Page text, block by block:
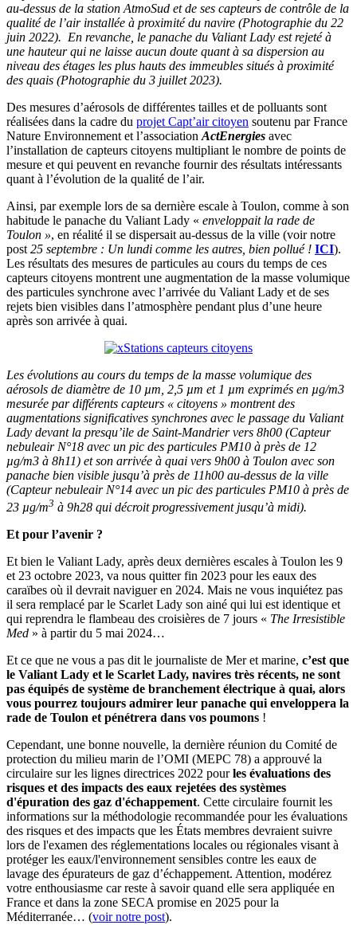
au-dessus de la station AtmoSud et de ses capteurs de contrôle de la
qualité de l’air installée à proximité du navire (Photographie du 22
juin 2022). En revanche, le panache du Valiant Lady est rejeté à
une hauteur qui ne laisse aucun doute quant à sa dispersion au
niveau des étages les plus hauts des immeubles situés à proximité
des quais (Photographie du 3 juillet 2023).
Des mesures d’aérosols de différentes tailles et de polluants sont
réalisées dans la cadre du projet Capt’air citoyen soutenu par France
Nature Environnement et l’association ActEnergies avec
l’installation de capteurs citoyens multipliant le nombre de points de
mesure et qui peuvent en revanche fournir des résultats intéressants
quant à l’évolution de la qualité de l’air.
Ainsi, par exemple lors de sa dernière escale à Toulon, comme à son
habitude le panache du Valiant Lady « enveloppait la rade de
Toulon », en réalité il se dispersait au-dessus de la ville (voir notre
post 25 septembre : Un lundi comme les autres, bien pollué ! ICI).
Les résultats des mesures de particules au cours du temps de ces
capteurs citoyens montrent une augmentation de la masse volumique
des particules synchrone avec l’arrivée du Valiant Lady et de ses
rejets bien visibles dans l’atmosphère pendant plus d’une heure
après son arrivée à quai.
Les évolutions au cours du temps de la masse volumique des
aérosols de diamètre de 10 µm, 2,5 µm et 1 µm exprimés en µg/m3
mesurée par différents capteurs « citoyens » montrent des
augmentations significatives synchrones avec le passage du Valiant
Lady devant la presqu’ile de Saint-Mandrier vers 8h00 (Capteur
nebuleair N°18 avec un pic des particules PM10 à près de 12
µg/m3 à 8h11) et son arrivée à quai vers 9h00 à Toulon avec son
panache bien visible jusqu’à près de 11h00 au-dessus de la ville
(Capteur nebuleair N°14 avec un pic des particules PM10 à près de
23 µg/m3 à 9h28 qui décroit progressivement jusqu’à midi).
Et pour l’avenir ?
Et bien le Valiant Lady, après deux dernières escales à Toulon les 9
et 23 octobre 2023, va nous quitter fin 2023 pour les eaux des
caraïbes où il devrait naviguer en 2024. Mais ne vous inquiétez pas
il sera remplacé par le Scarlet Lady son ainé qui lui est identique et
qui reprendra le flambeau des croisières de 7 jours « The Irresistible
Med » à partir du 5 mai 2024…
Et ce que ne vous a pas dit le journaliste de Mer et marine, c’est que
le Valiant Lady et le Scarlet Lady, navires très récents, ne sont
pas équipés de système de branchement électrique à quai, alors
vous pourrez toujours admirer leur panache qui enveloppera la
rade de Toulon et pénétrera dans vos poumons !
Cependant, une bonne nouvelle, la dernière réunion du Comité de
protection du milieu marin de l’OMI (MEPC 78) a approuvé la
circulaire sur les lignes directrices 2022 pourles évaluations des
risques et des impacts des eaux rejetées des systèmes
d'épuration des gaz d'échappement. Cette circulaire fournit les
informations sur la méthodologie recommandée pour les évaluations
des risques et des impacts que les États membres devraient suivre
lors de l'examen des réglementations locales ou régionales visant à
protéger les eaux/l'environnement sensibles contre les eaux de
lavage des épurateurs de gaz d’échappement. Attention, modérez
votre enthousiasme car reste à savoir quand elle sera appliquée en
France et dans la zone SECA promise en 2025 pour la
Méditerranée… (voir notre post).